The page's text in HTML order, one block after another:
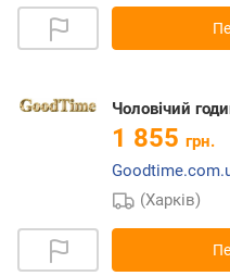
Чоловічий
1 855 грн.
(Харків)